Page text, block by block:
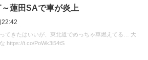
蓮田SAで車が炎上
てきたはいいが、東北道でめっちゃ車燃えてる… 大
https://t.co/PoWk3i54tS